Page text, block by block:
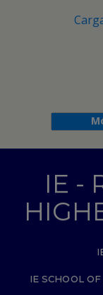
IE -
IE SCHOOL